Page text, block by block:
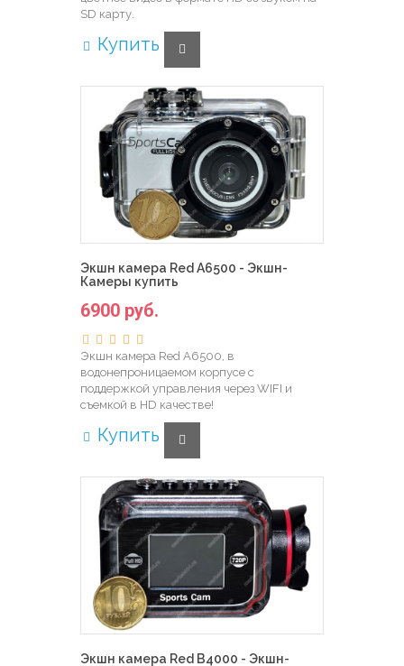
SD карту.
Купить
Экшн камера Red A6500 - Экшн-
Камеры купить
6900 руб.
Экшн камера Red A6500, в
водонепроницаемом корпусе с
поддержкой управления через WIFI и
съемкой в HD качестве!
Купить
Экшн камера Red B4000 - Экшн-